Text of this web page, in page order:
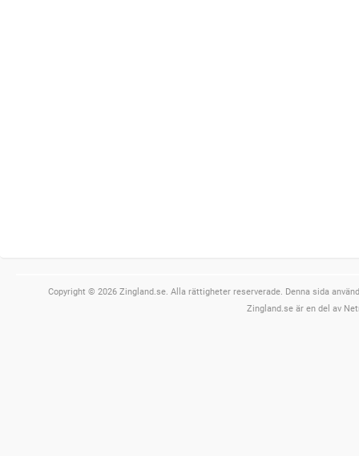
Copyright © 2026 Zingland.se. Alla rättigheter reserverade. Denna sida
Zingland.se är en del av